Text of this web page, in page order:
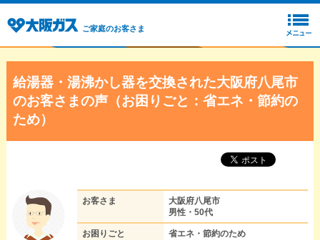
ご家庭のお客さま
給湯器・湯沸かし器を交換された大阪府八尾市
のお客さまの声（お困りごと：省エネ・節約の
ため）
お客さま
大阪府八尾市
男性・50代
お困りごと 省エネ・節約のため